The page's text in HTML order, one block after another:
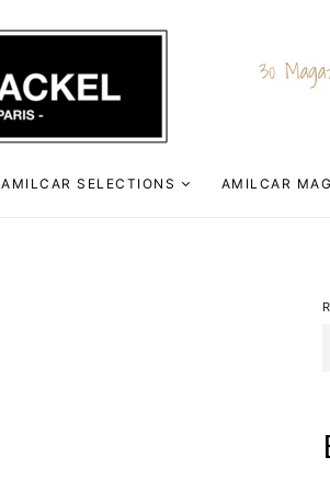
30
AMILCAR SELECTIONS AMILCAR